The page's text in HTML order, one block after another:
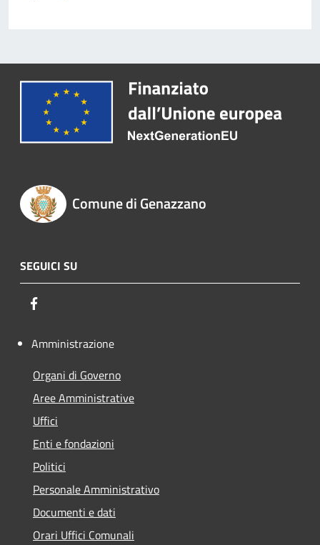
Comune di Genazzano
SEGUICI SU
Amministrazione
Organi di Governo
Aree Amministrative
Uffici
Enti e fondazioni
Politici
Personale Amministrativo
Documenti e dati
Orari Uffici Comunali